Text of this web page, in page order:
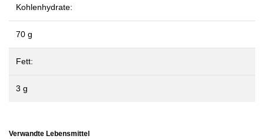
Kohlenhydrate:
70 g
Fett:
3 g
Verwandte Lebensmittel